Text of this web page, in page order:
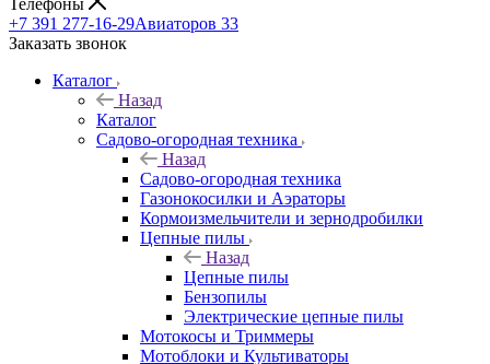
Телефоны
+7 391 277-16-29Авиаторов 33
Заказать звонок
Каталог
Назад
Каталог
Садово-огородная техника
Назад
Садово-огородная техника
Газонокосилки и Аэраторы
Кормоизмельчители и зернодробилки
Цепные пилы
Назад
Цепные пилы
Бензопилы
Электрические цепные пилы
Мотокосы и Триммеры
Мотоблоки и Культиваторы